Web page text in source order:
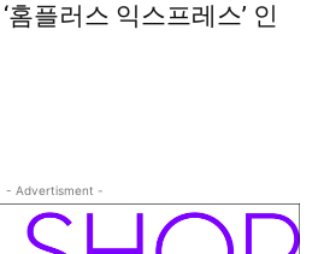
플러스 익스프레스’ 인
- Advertisment -